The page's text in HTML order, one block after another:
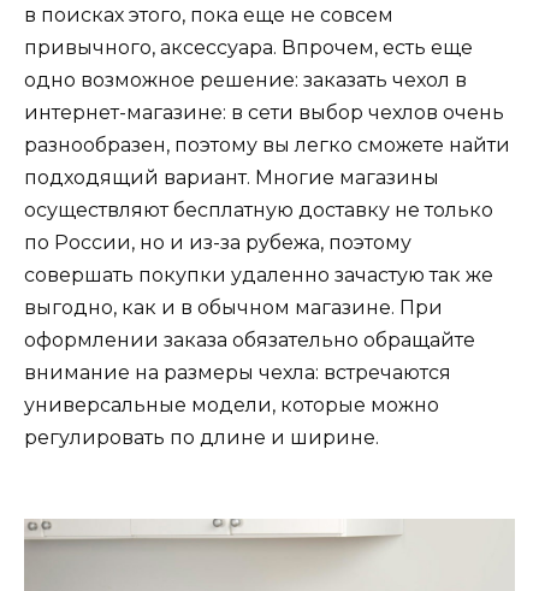
в поисках этого, пока еще не совсем
привычного, аксессуара. Впрочем, есть еще
одно возможное решение: заказать чехол в
интернет-магазине: в сети выбор чехлов очень
разнообразен, поэтому вы легко сможете найти
подходящий вариант. Многие магазины
осуществляют бесплатную доставку не только
по России, но и из-за рубежа, поэтому
совершать покупки удаленно зачастую так же
выгодно, как и в обычном магазине. При
оформлении заказа обязательно обращайте
внимание на размеры чехла: встречаются
универсальные модели, которые можно
регулировать по длине и ширине.